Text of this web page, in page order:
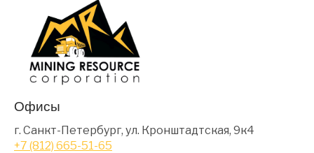
Офисы
г. Санкт-Петербург, ул. Кронштадтская, 9к4
+7 (812) 665-51-65